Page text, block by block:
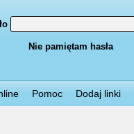
Nie pamiętam hasła
Pomoc Dodaj linki